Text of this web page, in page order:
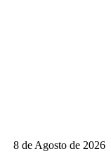
8 de Agosto de 2026